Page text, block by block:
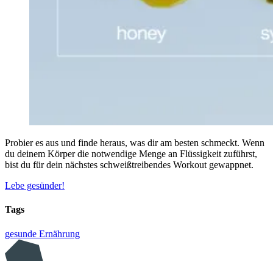
Probier es aus und finde heraus, was dir am besten schmeckt. Wenn
du deinem Körper die notwendige Menge an Flüssigkeit zuführst,
bist du für dein nächstes schweißtreibendes Workout gewappnet.
Lebe gesünder!
Tags
gesunde Ernährung